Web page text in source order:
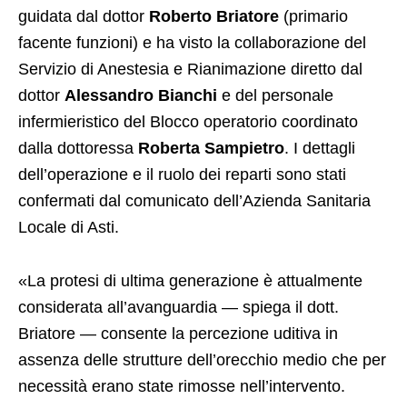
guidata dal dottor Roberto Briatore (primario
facente funzioni) e ha visto la collaborazione del
Servizio di Anestesia e Rianimazione diretto dal
dottor Alessandro Bianchi e del personale
infermieristico del Blocco operatorio coordinato
dalla dottoressa Roberta Sampietro. I dettagli
dell’operazione e il ruolo dei reparti sono stati
confermati dal comunicato dell’Azienda Sanitaria
Locale di Asti.
«La protesi di ultima generazione è attualmente
considerata all’avanguardia — spiega il dott.
Briatore — consente la percezione uditiva in
assenza delle strutture dell’orecchio medio che per
necessità erano state rimosse nell’intervento.